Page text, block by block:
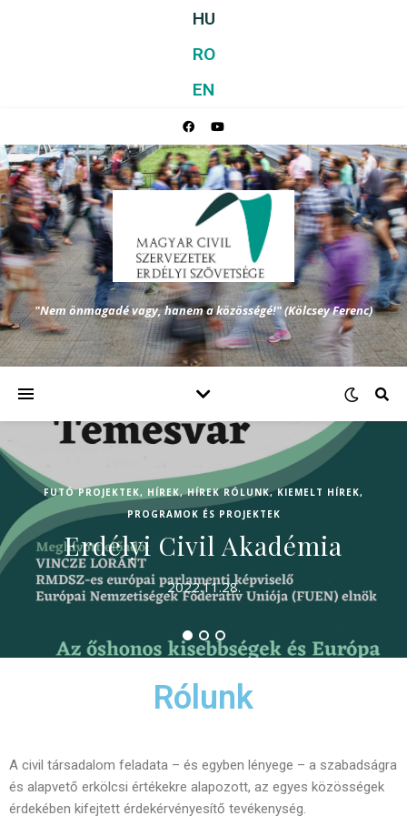
HU
RO
EN
"Nem önmagadé vagy, hanem a közösségé!" (Kölcsey Ferenc)
FUTÓ PROJEKTEK, HÍREK,HÍREK RÓLUNK,KIEMELT HÍREK,
PROGRAMOK ÉS PROJEKTEK
Erdélyi Civil Akadémia
2022.11.28.
Rólunk
A civil társadalom feladata – és egyben lényege – a szabadságra
és alapvető erkölcsi értékekre alapozott, az egyes közösségek
érdekében kifejtett érdekérvényesítő tevékenység.